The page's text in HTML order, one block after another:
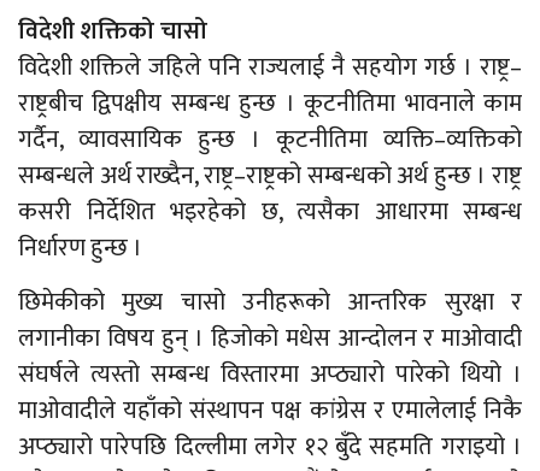
विदेशी शक्तिको चासो
विदेशी शक्तिले जहिले पनि राज्यलाई नै सहयोग गर्छ । राष्ट्र–
राष्ट्रबीच द्विपक्षीय सम्बन्ध हुन्छ । कूटनीतिमा भावनाले काम
गर्दैन, व्यावसायिक हुन्छ । कूटनीतिमा व्यक्ति–व्यक्तिको
सम्बन्धले अर्थ राख्दैन, राष्ट्र–राष्ट्रको सम्बन्धको अर्थ हुन्छ । राष्ट्र
कसरी निर्देशित भइरहेको छ, त्यसैका आधारमा सम्बन्ध
निर्धारण हुन्छ ।
छिमेकीको मुख्य चासो उनीहरूको आन्तरिक सुरक्षा र
लगानीका विषय हुन् । हिजोको मधेस आन्दोलन र माओवादी
संघर्षले त्यस्तो सम्बन्ध विस्तारमा अप्ठ्यारो पारेको थियो ।
माओवादीले यहाँको संस्थापन पक्ष कांग्रेस र एमालेलाई निकै
अप्ठ्यारो पारेपछि दिल्लीमा लगेर १२ बुँदे सहमति गराइयो ।